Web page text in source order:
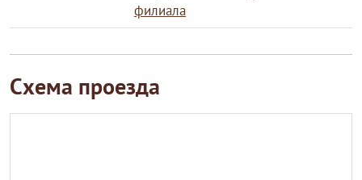
филиала
Схема проезда